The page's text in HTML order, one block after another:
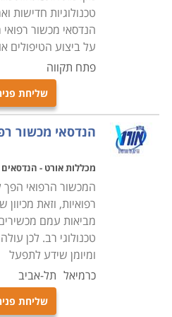
פעם הדרכות אישיות או
בנוגע לשימוש הנכון והמדוייק
הבדל נוסף ומהותי בין טכנאי
כמובן זהות ומהות המעסיק.
כלל במעבדות פרטיות, במתן
כשכיר בשירות לקוחות יבואן
עובד עבור ארגונים מענף
גבוהות יותר הן בסקטור הציבורי
העסקה עדיפים. חלק ממסלולי
בשיתוף ארגונים רפואיים כמו
הזדמנות להבטיח לעצמם את
בעמודים הבאים תוכלו למצוא
בכל המכללות ובתי הספר
טכנולוגיות חדישות
הנדסאי מכשור
על ביצוע הטיפולים
פתח תקווה
שליחת
הנדסאי מכשור
מכללות אורט - הנדסאים
המכשור הרפואי הפך
רפואיות, וזאת
מביאות עמם
טכנולוגי רב. לכן
ומיומן שידע לתפעל
כרמיאל תל-אביב
שליחת